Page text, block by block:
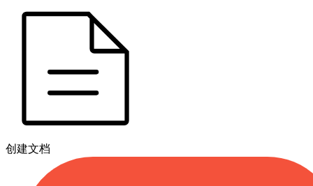
创建文档